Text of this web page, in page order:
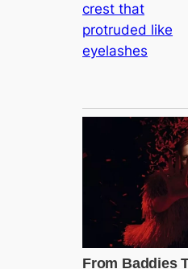
crest that
protruded like
eyelashes